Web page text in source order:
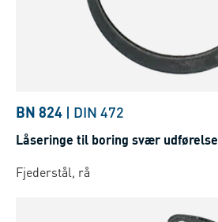
BN 824 | DIN 472
Låseringe til boring svær udførelse
Fjederstål, rå